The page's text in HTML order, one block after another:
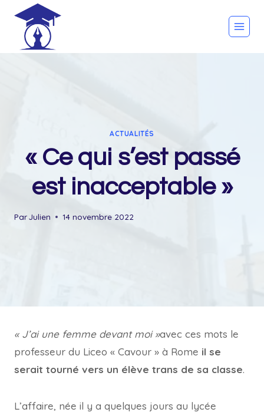
content
ACTUALITÉS
« Ce qui s’est passé
est inacceptable »
ParJulien 14 novembre 2022
« J’ai une femme devant moi »avec ces mots le
professeur du Liceo « Cavour » à Rome il se
serait tourné vers un élève trans de sa classe.
L’affaire, née il y a quelques jours au lycée